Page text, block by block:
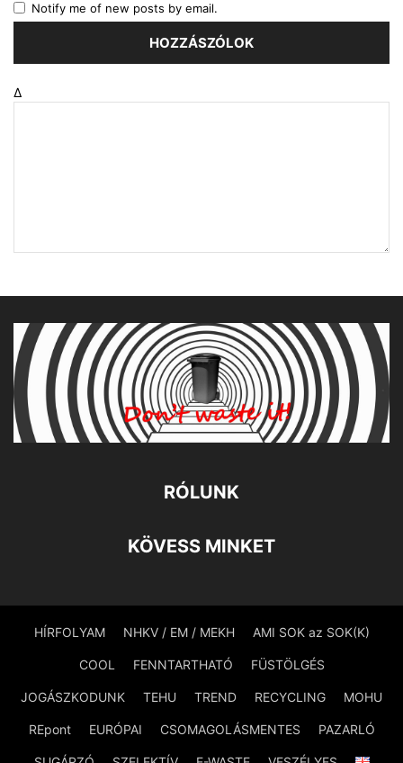
Notify me of new posts by email.
Δ
RÓLUNK
KÖVESS MINKET
HÍRFOLYAM NHKV / EM / MEKH AMI SOK az SOK(K)
COOL FENNTARTHATÓ FÜSTÖLGÉS
JOGÁSZKODUNK TEHU TREND RECYCLING MOHU
REpont EURÓPAI CSOMAGOLÁSMENTES PAZARLÓ